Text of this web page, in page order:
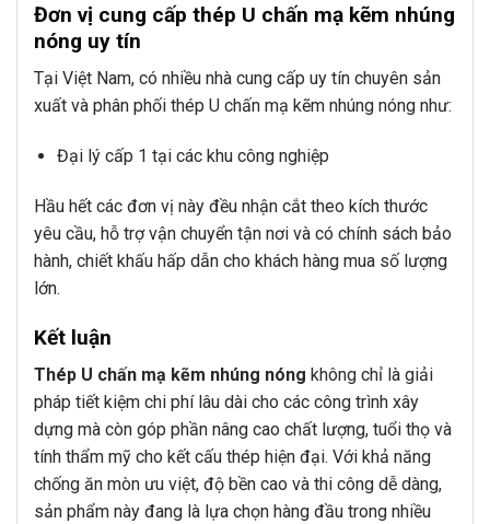
Đơn vị cung cấp thép U chấn mạ kẽm nhúng
nóng uy tín
Tại Việt Nam, có nhiều nhà cung cấp uy tín chuyên sản
xuất và phân phối thép U chấn mạ kẽm nhúng nóng như:
Đại lý cấp 1 tại các khu công nghiệp
Hầu hết các đơn vị này đều nhận cắt theo kích thước
yêu cầu, hỗ trợ vận chuyển tận nơi và có chính sách bảo
hành, chiết khấu hấp dẫn cho khách hàng mua số lượng
lớn.
Kết luận
Thép U chấn mạ kẽm nhúng nóng không chỉ là giải
pháp tiết kiệm chi phí lâu dài cho các công trình xây
dựng mà còn góp phần nâng cao chất lượng, tuổi thọ và
tính thẩm mỹ cho kết cấu thép hiện đại. Với khả năng
chống ăn mòn ưu việt, độ bền cao và thi công dễ dàng,
sản phẩm này đang là lựa chọn hàng đầu trong nhiều